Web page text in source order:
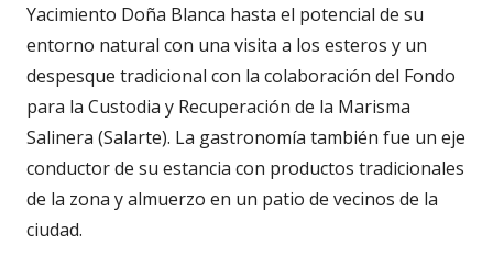
Yacimiento Doña Blanca hasta el potencial de su
entorno natural con una visita a los esteros y un
despesque tradicional con la colaboración del Fondo
para la Custodia y Recuperación de la Marisma
Salinera (Salarte). La gastronomía también fue un eje
conductor de su estancia con productos tradicionales
de la zona y almuerzo en un patio de vecinos de la
ciudad.